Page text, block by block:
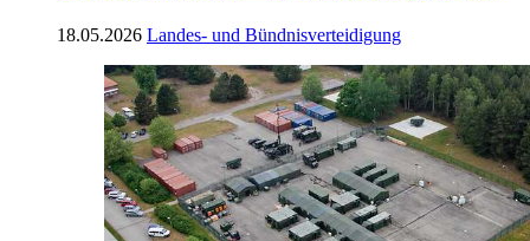
18.05.2026 Landes- und Bündnisverteidigung